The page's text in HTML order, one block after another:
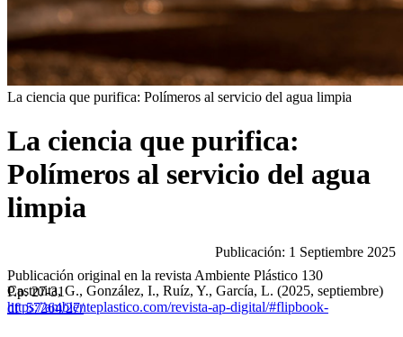
La ciencia que purifica: Polímeros al servicio del agua limpia
La ciencia que purifica:
Polímeros al servicio del agua
limpia
Publicación: 1 Septiembre 2025
Publicación original en la revista Ambiente Plástico 130
Castruita, G., González, I., Ruíz, Y., García, L. (2025, septiembre) P.p. 27-31
https://ambienteplastico.com/revista-ap-digital/#flipbook-df_57264/27/